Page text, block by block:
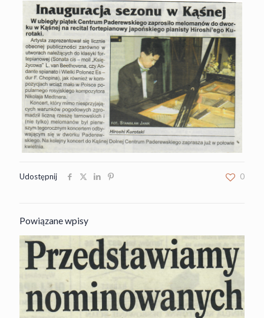
Udostępnij 0
Powiązane wpisy